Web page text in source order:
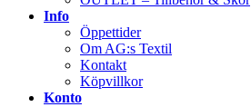
Info
Öppettider
Om AG:s Textil
Kontakt
Köpvillkor
Konto